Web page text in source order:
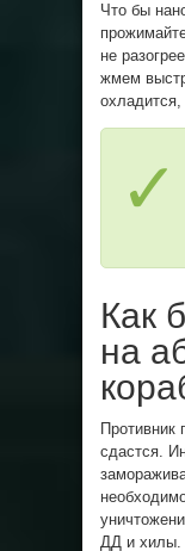
Что бы
не
жмем
Как
на
Противник
сдастся.
ДД и хилы.